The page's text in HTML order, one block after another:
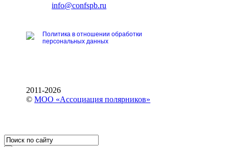
E-mail:info@confspb.ru
Политика в отношении обработки
персональных данных
2011-2026
©МОО «Ассоциация полярников»